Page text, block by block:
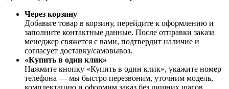
Через корзину
Добавьте товар в корзину, перейдите к оформлению и
заполните контактные данные. После отправки заказа
менеджер свяжется с вами, подтвердит наличие и
согласует доставку/самовывоз.
«Купить в один клик»
Нажмите кнопку «Купить в один клик», укажите номер
телефона — мы быстро перезвоним, уточним модель,
комплектацию и оформим заказ без лишних шагов.